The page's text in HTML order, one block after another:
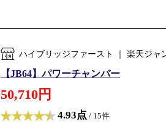
ハイブリッジファースト ｜ 楽天ジャ
【JB64】パワーチャンバー
50,710円
4.93点 / 15件